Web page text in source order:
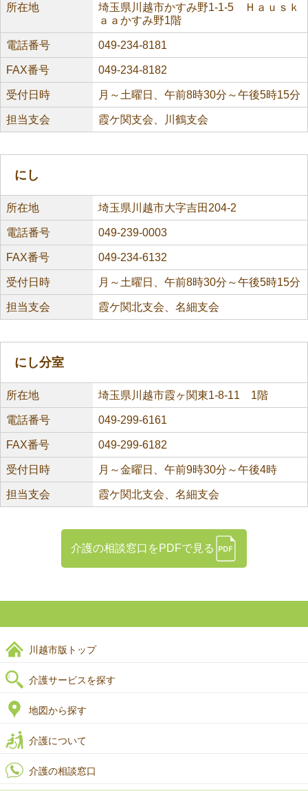
所在地
埼玉県川越市かすみ野1-1-5 Ｈａｕｓｋ
ａａかすみ野1階
電話番号 049-234-8181
FAX番号 049-234-8182
受付日時 月～土曜日、午前8時30分～午後5時15分
担当支会 霞ケ関支会、川鶴支会
にし
所在地 埼玉県川越市大字吉田204-2
電話番号 049-239-0003
FAX番号 049-234-6132
受付日時 月～土曜日、午前8時30分～午後5時15分
担当支会 霞ケ関北支会、名細支会
にし分室
所在地 埼玉県川越市霞ヶ関東1-8-11 1階
電話番号 049-299-6161
FAX番号 049-299-6182
受付日時 月～金曜日、午前9時30分～午後4時
担当支会 霞ケ関北支会、名細支会
介護の相談窓口をPDFで見る
川越市版トップ
介護サービスを探す
地図から探す
介護について
介護の相談窓口